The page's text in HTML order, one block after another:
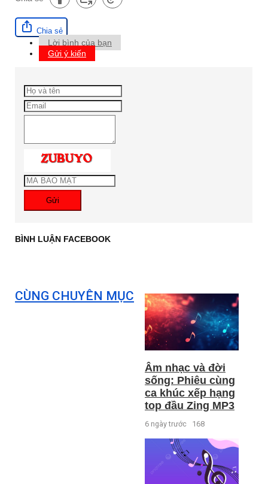
Chia sẻ
Lời bình của bạn
Gửi ý kiến
Gửi
BÌNH LUẬN FACEBOOK
CÙNG CHUYÊN MỤC
Âm nhạc và đời
sống: Phiêu cùng
ca khúc xếp hạng
top đầu Zing MP3
6 ngày trước 168